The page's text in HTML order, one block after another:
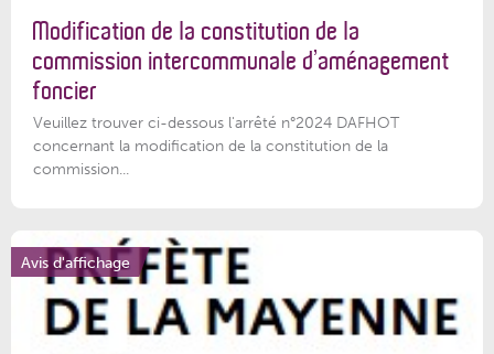
Modification de la constitution de la
commission intercommunale d’aménagement
foncier
Veuillez trouver ci-dessous l'arrêté n°2024 DAFHOT
concernant la modification de la constitution de la
commission...
Avis d'affichage